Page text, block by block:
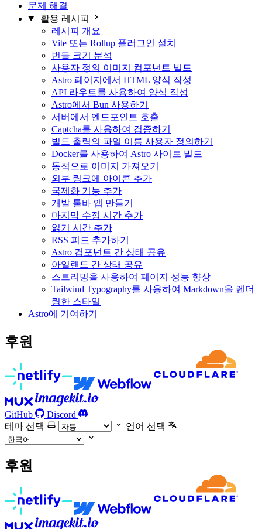
문제 해결
활용 레시피
레시피 개요
Vite 또는 Rollup 플러그인 설치
번들 크기 분석
사용자 정의 이미지 컴포넌트 빌드
Astro 페이지에서 HTML 양식 작성
API 라우트를 사용하여 양식 작성
Astro에서 Bun 사용하기
서버에서 엔드포인트 호출
Captcha를 사용하여 검증하기
빌드 출력의 파일 이름 사용자 정의하기
Docker를 사용하여 Astro 사이트 빌드
동적으로 이미지 가져오기
외부 링크에 아이콘 추가
국제화 기능 추가
개발 툴바 앱 만들기
마지막 수정 시간 추가
읽기 시간 추가
RSS 피드 추가하기
Astro 컴포넌트 간 상태 공유
아일랜드 간 상태 공유
스트리밍을 사용하여 페이지 성능 향상
Tailwind Typography를 사용하여 Markdown을 렌더
링한 스타일
Astro에 기여하기
후원
GitHub
Discord
테마 선택
언어 선택
후원